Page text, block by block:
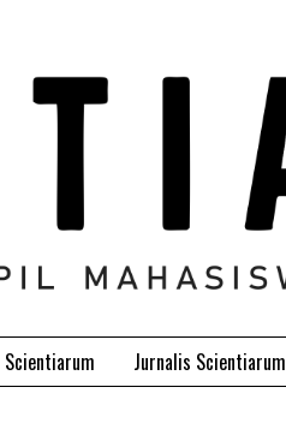
Scientiarum Jurnalis Scientiarum